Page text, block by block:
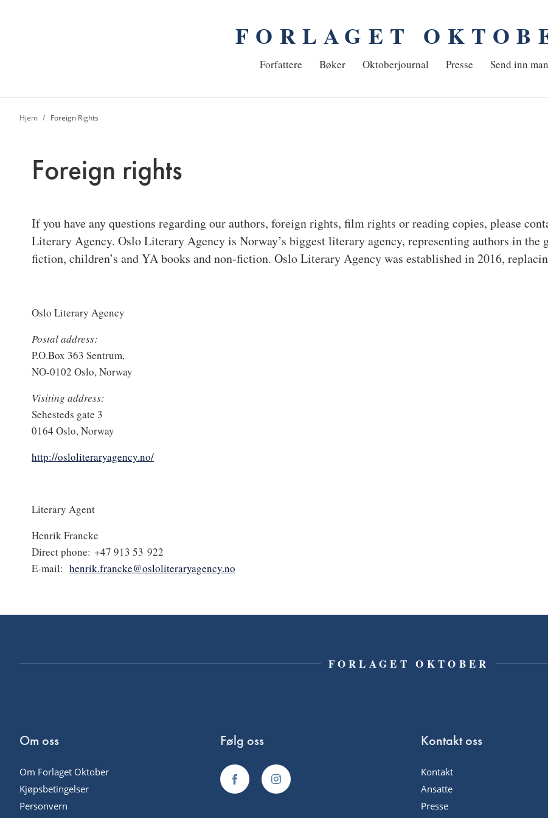
FORLAGET
Hjem
Forfattere Bøker Oktoberjournal Presse Send inn
Hjem Foreign Rights
Foreign rights
If you have any questions regarding our authors, foreign rights, film rights or reading copies, please
Literary Agency. Oslo Literary Agency is Norway’s biggest literary agency, representing authors in
fiction, children’s and YA books and non-fiction. Oslo Literary Agency was established in 2016,
Oslo Literary Agency
Postal address:
P.O.Box 363 Sentrum,
NO-0102 Oslo, Norway
Visiting address:
Sehesteds gate 3
0164 Oslo, Norway
http://osloliteraryagency.no/
Literary Agent
Henrik Francke
Direct phone: +47 913 53 922
E-mail: henrik.francke@osloliteraryagency.no
FORLAGET OKTOBER
Om oss
Om Forlaget Oktober
Kjøpsbetingelser
Personvern
Følg oss Kontakt oss
Kontakt
Ansatte
Presse